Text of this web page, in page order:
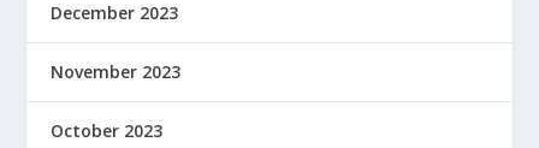
December 2023
November 2023
October 2023